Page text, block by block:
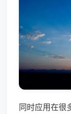
同时应用在很